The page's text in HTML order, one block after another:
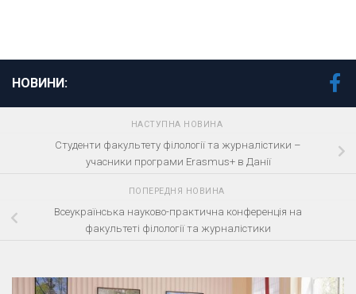
НОВИНИ:
НАСТУПНА НОВИНА
Студенти факультету філології та журналістики –
учасники програми Erasmus+ в Данії
ПОПЕРЕДНЯ НОВИНА
Всеукраїнська науково-практична конференція на
факультеті філології та журналістики